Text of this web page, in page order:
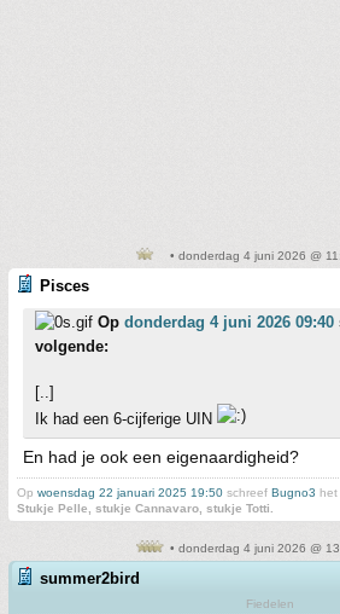
• donderdag 4 juni 2026 @
Pisces
Op donderdag 4 juni 2026 09:40
volgende:
[..]
Ik had een 6-cijferige UIN
En had je ook een eigenaardigheid?
Op woensdag 22 januari 2025 19:50 schreef Bugno3 het
Stukje Pelle, stukje Cannavaro, stukje Totti.
• donderdag 4 juni 2026 @
summer2bird
Fiedelen